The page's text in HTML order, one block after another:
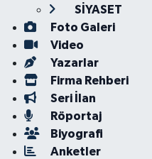
SİYASET
Foto Galeri
Video
Yazarlar
Firma Rehberi
Seri İlan
Röportaj
Biyografi
Anketler